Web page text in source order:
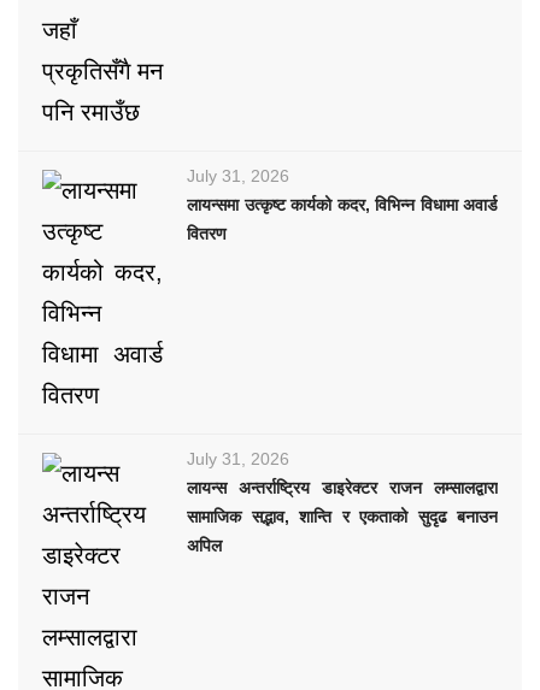
July 31, 2026
लायन्समा उत्कृष्ट कार्यको कदर, विभिन्न विधामा अवार्ड
वितरण
July 31, 2026
लायन्स अन्तर्राष्ट्रिय डाइरेक्टर राजन लम्सालद्वारा
सामाजिक सद्भाव, शान्ति र एकताको सुदृढ बनाउन
अपिल